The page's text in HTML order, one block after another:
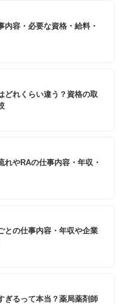
内容・必要な資格・給料・
どれくらい違う？資格の取
れやRAの仕事内容・年収・
との仕事内容・年収や企業
ぎるって本当？薬局薬剤師